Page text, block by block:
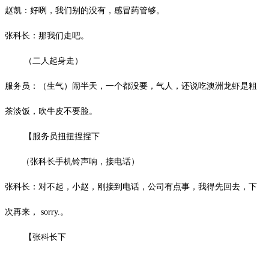
赵凯：好咧，我们别的没有，感冒药管够。
张科长：那我们走吧。
（二人起身走）
服务员：（生气）闹半天，一个都没要，气人，还说吃澳洲龙虾是粗
茶淡饭，吹牛皮不要脸。
【服务员扭扭捏捏下
（张科长手机铃声响，接电话）
张科长：对不起，小赵，刚接到电话，公司有点事，我得先回去，下
次再来， sorry. 。
【张科长下